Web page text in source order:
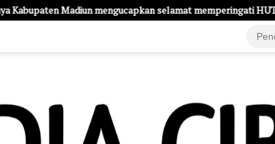
selamat memperingati HUT Kemerdekaan RI Ke – 81